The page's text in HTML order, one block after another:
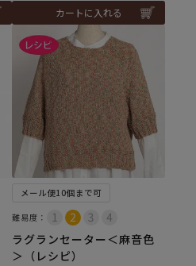
カートに入れる
メール便10個まで可
難易度：
ラグランセーター＜麻音色
＞（レシピ）